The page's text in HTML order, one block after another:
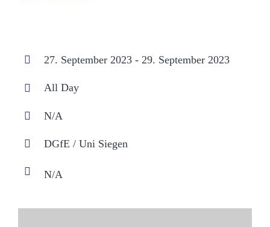
27. September 2023 - 29. September 2023
All Day
N/A
DGfE / Uni Siegen